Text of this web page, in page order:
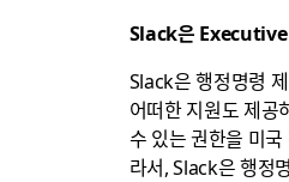
Slack은 Executive
Slack은 행정명령
어떠한 지원도 제공
수 있는 권한을 미
라서, Slack은 행정